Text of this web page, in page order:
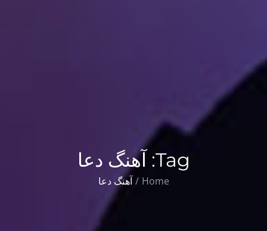
Tag: آهنگ دعا
Home آهنگ دعا